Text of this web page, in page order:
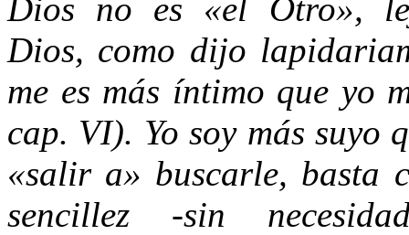
Dios no es «el Otro»,
Dios, como dijo
me es más íntimo que yo
cap. VI). Yo soy más suyo
«salir a» buscarle, basta
sencillez -sin